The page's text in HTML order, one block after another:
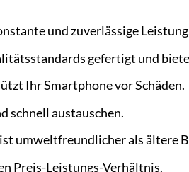
und zuverlässige
gefertigt und
Ihr Smartphone vor Schäden.
schnell austauschen.
umweltfreundlicher als ältere
Preis-Leistungs-Verhältnis.